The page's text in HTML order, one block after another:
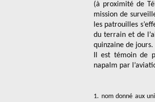
(à proximité de
mission de
les patrouilles
du terrain et de
quinzaine de jours.
Il est témoin de
napalm par
1. nom donné aux